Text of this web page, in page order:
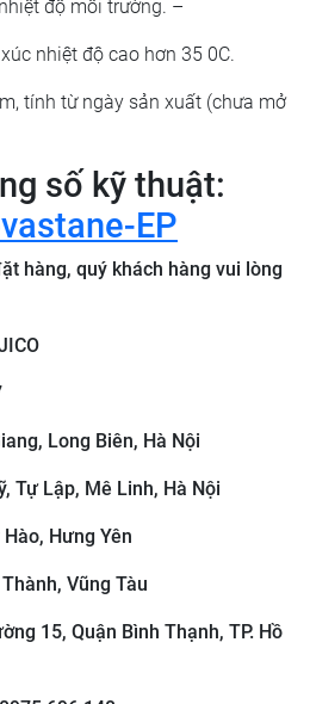
độ môi trường. –
nhiệt độ cao hơn 35 0C.
tính từ ngày sản xuất (chưa mở
số kỹ thuật:
EP
hàng, quý khách hàng vui lòng
Long Biên, Hà Nội
Tự Lập, Mê Linh, Hà Nội
Hưng Yên
Vũng Tàu
15, Quận Bình Thạnh, TP. Hồ